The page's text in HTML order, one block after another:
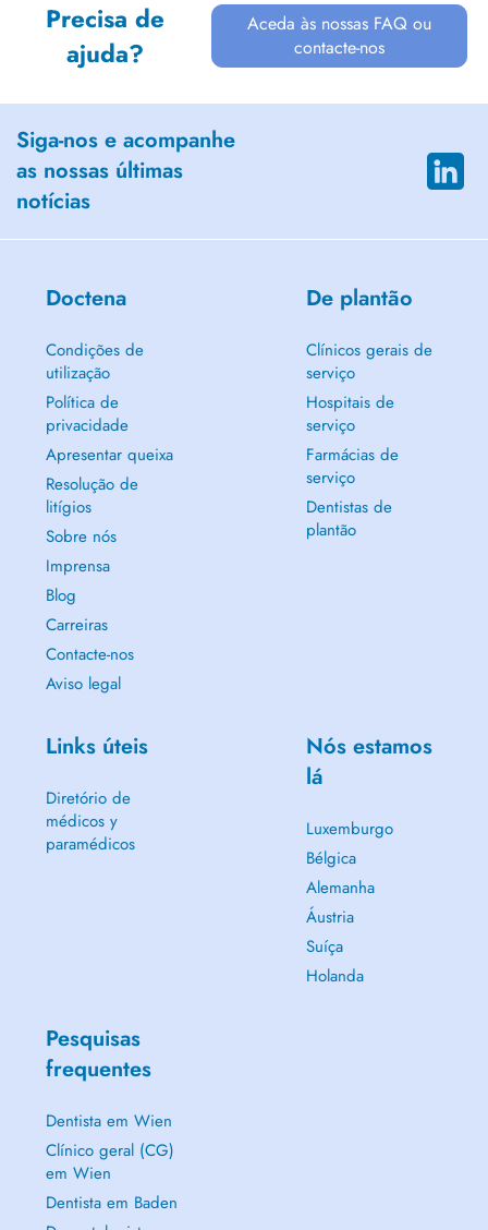
Precisa de
ajuda?
Aceda às nossas FAQ ou
contacte-nos
Siga-nos e acompanhe
as nossas últimas
notícias
Doctena
Condições de
utilização
Política de
privacidade
Apresentar queixa
Resolução de
litígios
Sobre nós
Imprensa
Blog
Carreiras
Contacte-nos
Aviso legal
De plantão
Clínicos gerais de
serviço
Hospitais de
serviço
Farmácias de
serviço
Dentistas de
plantão
Links úteis
Diretório de
médicos y
paramédicos
Nós estamos
lá
Luxemburgo
Bélgica
Alemanha
Áustria
Suíça
Holanda
Pesquisas
frequentes
Dentista em Wien
Clínico geral (CG)
em Wien
Dentista em Baden